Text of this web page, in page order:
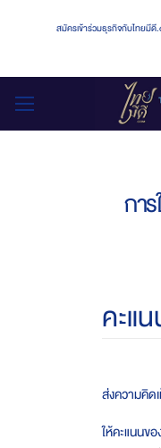
สมัครเข้าร่วมธุรกิจกับไทยมีดี
กา
คะแ
ส่งความคิด
ให้คะแนนข